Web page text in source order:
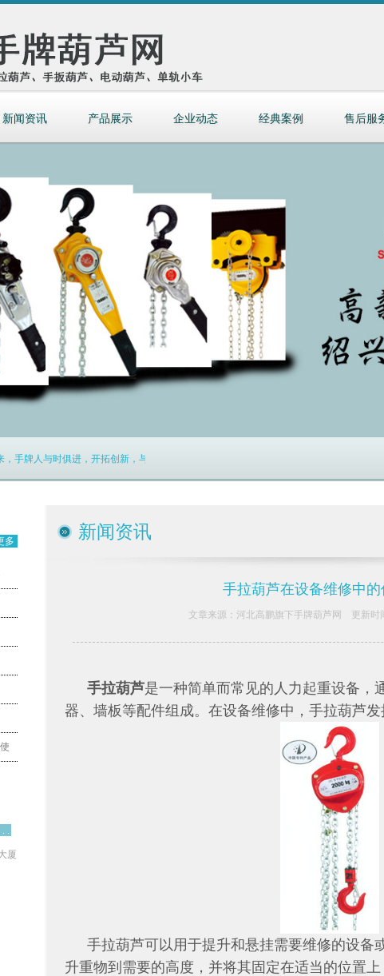
新闻资讯 产品展示 企业动态 经典案例 售后服
手牌人与时俱进，开拓创新，与您携手合作共创辉煌！
多
厦
新闻资讯
手拉葫芦在设备维修中的
文章来源：河北高鹏旗下手牌葫芦网 更新时
手拉葫芦是一种简单而常见的人力起重设备，
器、墙板等配件组成。在设备维修中，手拉葫芦发
手拉葫芦可以用于提升和悬挂需要维修的设备
升重物到需要的高度，并将其固定在适当的位置上